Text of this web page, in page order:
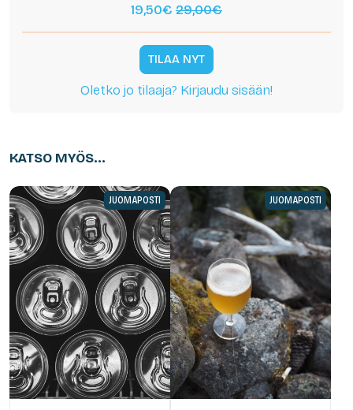
19,50€ 29,00€
TILAA NYT
Oletko jo tilaaja? Kirjaudu sisään!
KATSO MYÖS...
JUOMAPOSTI JUOMAPOSTI